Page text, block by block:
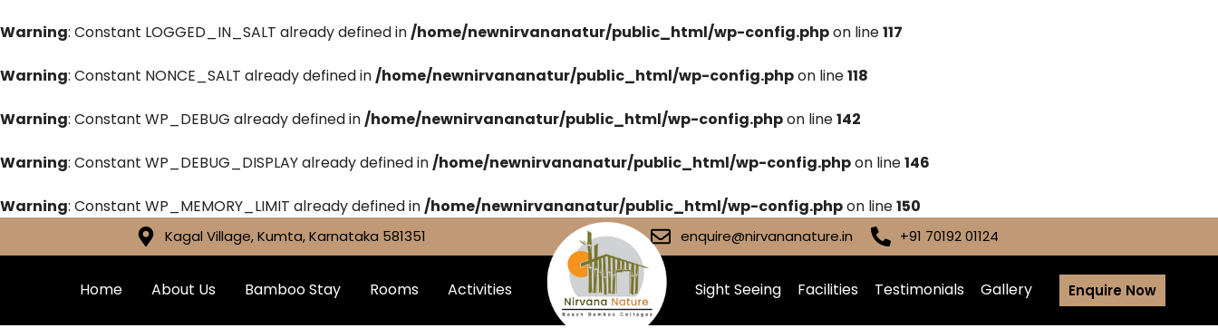
Warning: Constant LOGGED_IN_SALT already defined in/home/newnirvananatur/public_html/wp-config.phpon line117
Warning: Constant NONCE_SALT already defined in/home/newnirvananatur/public_html/wp-config.phpon line118
Warning: Constant WP_DEBUG already defined in/home/newnirvananatur/public_html/wp-config.phpon line142
Warning: Constant WP_DEBUG_DISPLAY already defined in/home/newnirvananatur/public_html/wp-config.phpon line146
Warning: Constant WP_MEMORY_LIMIT already defined in/home/newnirvananatur/public_html/wp-config.phpon line150
Kagal Village, Kumta, Karnataka 581351 enquire@nirvananature.in +91 70192 01124
Home About Us Bamboo Stay Rooms Activities Sight Seeing Facilities Testimonials Gallery Enquire Now